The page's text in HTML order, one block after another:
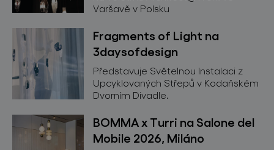
Varšavě v Polsku
Fragments of Light na
3daysofdesign
Představuje Světelnou Instalaci z
Upcyklovaných Střepů v Kodaňském
Dvorním Divadle.
BOMMA x Turri na Salone del
Mobile 2026, Miláno